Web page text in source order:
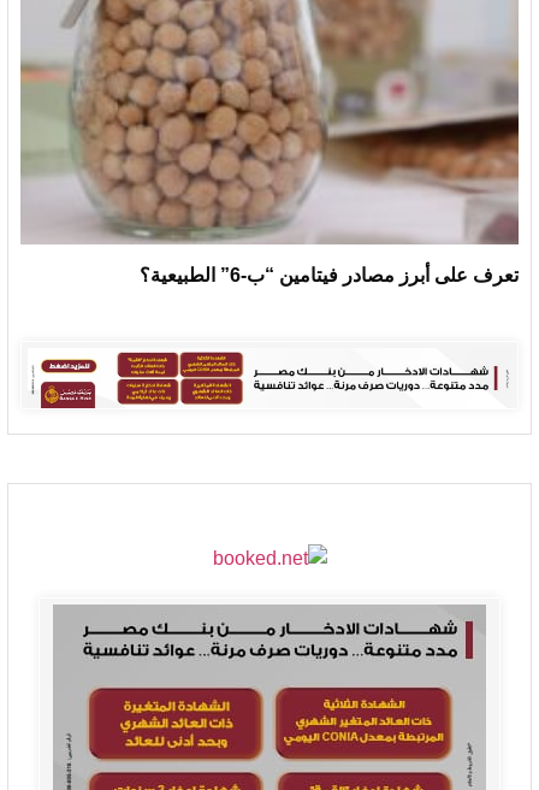
تعرف على أبرز مصادر فيتامين “ب-6” الطبيعية؟